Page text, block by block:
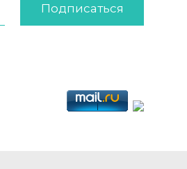
Подписаться